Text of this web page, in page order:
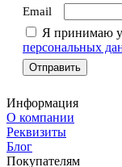
Email
Я принимаю
персональных
Информация
О компании
Реквизиты
Блог
Покупателям